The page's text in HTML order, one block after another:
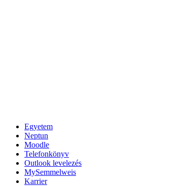
Egyetem
Neptun
Moodle
Telefonkönyv
Outlook levelezés
MySemmelweis
Karrier